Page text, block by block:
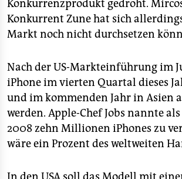
Konkurrenzprodukt gedroht.
Konkurrent Zune hat sich
Markt noch nicht durchsetzen
Nach der US-Markteinführung im
iPhone im vierten Quartal dieses
und im kommenden Jahr in Asien
werden. Apple-Chef Jobs nannte
2008 zehn Millionen iPhones zu
wäre ein Prozent des weltweiten